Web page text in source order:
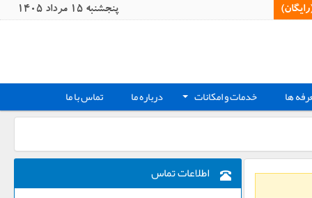
پنجشنبه 15 مرداد 1405
ها + خدمات و امکانات درباره ما تماس با ما
اطلاعات تماس